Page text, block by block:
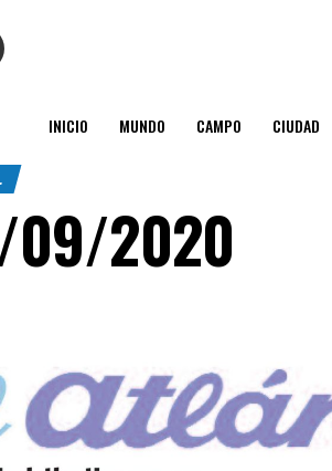
INICIO MUNDO CAMPO CIUDAD
09/2020